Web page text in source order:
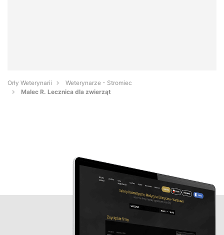
Orły Weterynarii
Weterynarze - Stromiec
Malec R. Lecznica dla zwierząt